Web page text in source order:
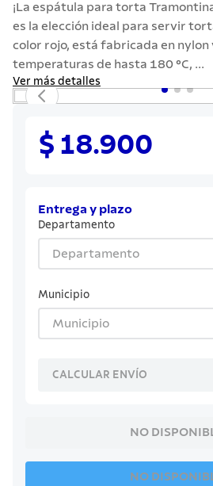
¡La espátula para torta
es la elección ideal para servir
color rojo, está fabricada en
temperaturas de hasta 180 °C, ...
Ver más detalles
$ 18.900
Entrega y plazo
Departamento
Departamento
Municipio
Municipio
CALCULAR ENVÍO
NO
NO
3.
sarten
4.
lavaplatos
5.
acero inoxidable
ollas
sartenes
10. olla